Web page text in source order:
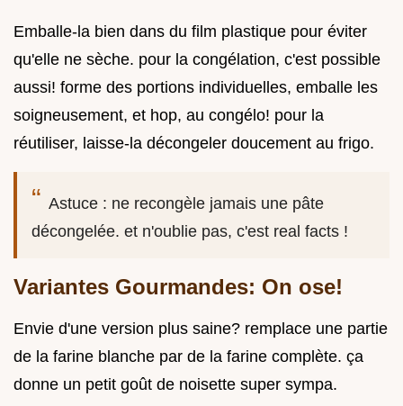
Emballe-la bien dans du film plastique pour éviter
qu'elle ne sèche. pour la congélation, c'est possible
aussi! forme des portions individuelles, emballe les
soigneusement, et hop, au congélo! pour la
réutiliser, laisse-la décongeler doucement au frigo.
Astuce : ne recongèle jamais une pâte
décongelée. et n'oublie pas, c'est real facts !
Variantes Gourmandes: On ose!
Envie d'une version plus saine? remplace une partie
de la farine blanche par de la farine complète. ça
donne un petit goût de noisette super sympa.